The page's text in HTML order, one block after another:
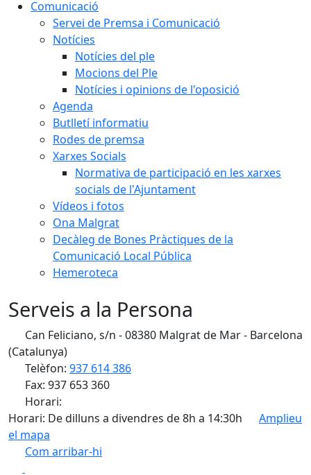
Comunicació
Servei de Premsa i Comunicació
Notícies
Notícies del ple
Mocions del Ple
Notícies i opinions de l'oposició
Agenda
Butlletí informatiu
Rodes de premsa
Xarxes Socials
Normativa de participació en les xarxes
socials de l'Ajuntament
Vídeos i fotos
Ona Malgrat
Decàleg de Bones Pràctiques de la
Comunicació Local Pública
Hemeroteca
Serveis a la Persona
Can Feliciano, s/n - 08380 Malgrat de Mar - Barcelona
(Catalunya)
Telèfon: 937 614 386
Fax: 937 653 360
Horari:
Horari: De dilluns a divendres de 8h a 14:30h
Amplieu
el mapa
Com arribar-hi